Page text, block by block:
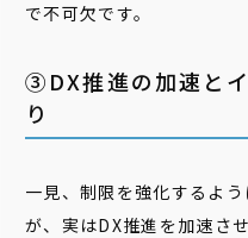
で不可欠です。
③DX推進の加速と
り
一見、制限を強化するよ
が、実はDX推進を加速さ